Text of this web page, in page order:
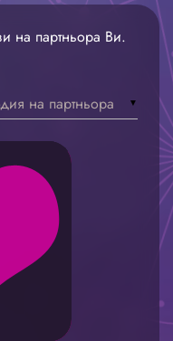
на партньора Ви.
▼
на партньора